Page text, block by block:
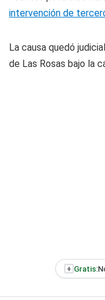
intervención de
La causa quedó
de Las Rosas bajo la
+ Gratis: